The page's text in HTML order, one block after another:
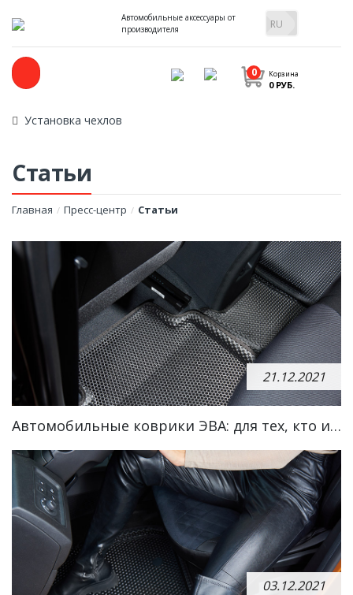
Автомобильные аксессуары от
производителя
Корзина
0
0 РУБ.
Статьи
Главная / Пресс-центр / Статьи
21.12.2021
Автомобильные коврики ЭВА: для тех, кто ищет подходящий вариант для защиты своего автомобиля
03.12.2021
Установка чехлов